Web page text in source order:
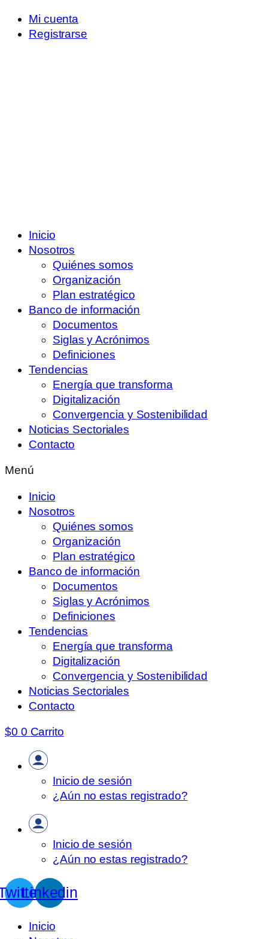
Mi cuenta
Registrarse
Inicio
Nosotros
Quiénes somos
Organización
Plan estratégico
Banco de información
Documentos
Siglas y Acrónimos
Definiciones
Tendencias
Energía que transforma
Digitalización
Convergencia y Sostenibilidad
Noticias Sectoriales
Contacto
Menú
Inicio
Nosotros
Quiénes somos
Organización
Plan estratégico
Banco de información
Documentos
Siglas y Acrónimos
Definiciones
Tendencias
Energía que transforma
Digitalización
Convergencia y Sostenibilidad
Noticias Sectoriales
Contacto
$0 0 Carrito
Inicio de sesión
¿Aún no estas registrado?
Inicio de sesión
¿Aún no estas registrado?
Linkedin
Inicio